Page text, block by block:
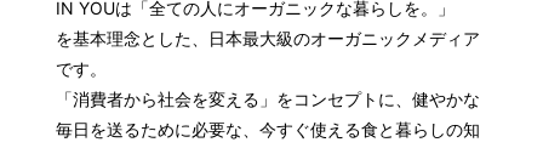
IN YOUは「全ての人にオーガニックな暮らしを。」
を基本理念とした、日本最大級のオーガニックメディア
です。
「消費者から社会を変える」をコンセプトに、健やかな
毎日を送るために必要な、今すぐ使える食と暮らしの知